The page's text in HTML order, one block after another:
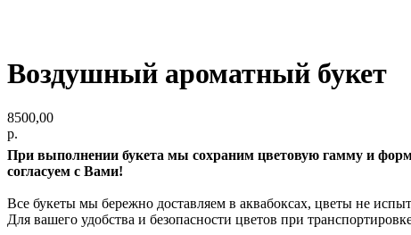
Воздушный ароматный букет
8500,00
р.
При выполнении букета мы сохраним цветовую гамму и
согласуем с Вами!
Все букеты мы бережно доставляем в аквабоксах, цветы не
Для вашего удобства и безопасности цветов при